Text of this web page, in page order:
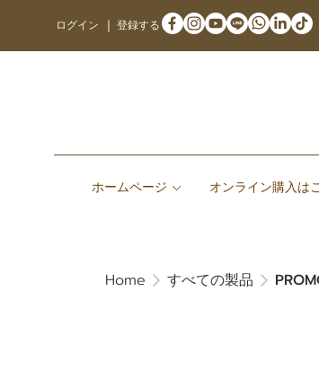
ログイン 登録する
ホームページ オンライン購入は
Home すべての製品